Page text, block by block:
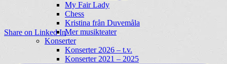
Share on Linked In
My Fair Lady
Chess
Kristina från Duvemåla
Mer musikteater
Konserter
Konserter 2026 – t.v.
Konserter 2021 – 2025